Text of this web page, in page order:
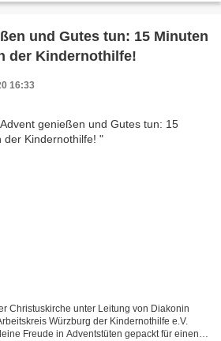
und Gutes tun: 15 Minuten
der Kindernothilfe!
16:33
Christuskirche unter Leitung von Diakonin
Würzburg der Kindernothilfe e.V.
Freude in Adventstüten gepackt für einen